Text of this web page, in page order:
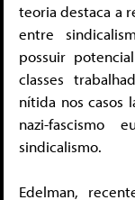
teoria destaca a
entre
possuir
classes
nítida nos casos
nazi-fascismo
sindicalismo.
Edelman,